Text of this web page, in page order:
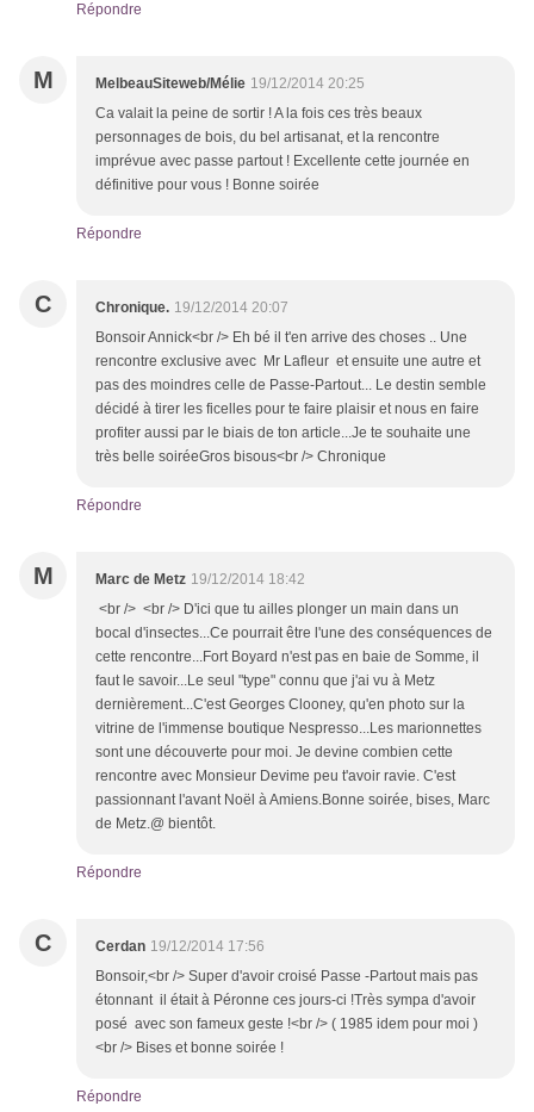
Répondre
M MelbeauSiteweb/Mélie 19/12/2014 20:25
Ca valait la peine de sortir ! A la fois ces très beaux
personnages de bois, du bel artisanat, et la rencontre
imprévue avec passe partout ! Excellente cette journée en
définitive pour vous ! Bonne soirée
Répondre
C Chronique. 19/12/2014 20:07
Bonsoir Annick<br /> Eh bé il t'en arrive des choses .. Une
rencontre exclusive avec Mr Lafleur et ensuite une autre et
pas des moindres celle de Passe-Partout... Le destin semble
décidé à tirer les ficelles pour te faire plaisir et nous en faire
profiter aussi par le biais de ton article...Je te souhaite une
très belle soiréeGros bisous<br /> Chronique
Répondre
M Marc de Metz 19/12/2014 18:42
<br /> <br /> D'ici que tu ailles plonger un main dans un
bocal d'insectes...Ce pourrait être l'une des conséquences de
cette rencontre...Fort Boyard n'est pas en baie de Somme, il
faut le savoir...Le seul "type" connu que j'ai vu à Metz
dernièrement...C'est Georges Clooney, qu'en photo sur la
vitrine de l'immense boutique Nespresso...Les marionnettes
sont une découverte pour moi. Je devine combien cette
rencontre avec Monsieur Devime peu t'avoir ravie. C'est
passionnant l'avant Noël à Amiens.Bonne soirée, bises, Marc
de Metz.@ bientôt.
Répondre
C Cerdan 19/12/2014 17:56
Bonsoir,<br /> Super d'avoir croisé Passe -Partout mais pas
étonnant il était à Péronne ces jours-ci !Très sympa d'avoir
posé avec son fameux geste !<br /> ( 1985 idem pour moi )
<br /> Bises et bonne soirée !
Répondre